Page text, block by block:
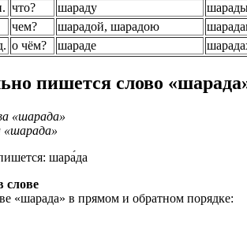
что? шараду
чем? шарадой, шарадою
о чём? шараде
пишется слово
«шарада»
«шарада»
шара́да
слове
«шарада» в прямом и обратном порядке: